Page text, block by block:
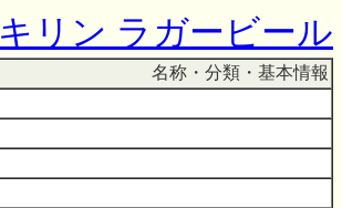
キリン ラガービール
名称・分類・基本情報